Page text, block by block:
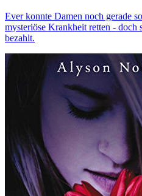
Ever konnte Damen noch gerade
mysteriöse Krankheit retten - doch
bezahlt.